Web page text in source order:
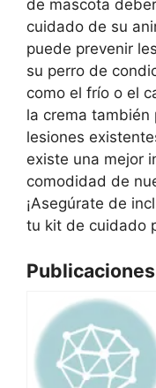
de mascota
cuidado de su
puede prevenir
su perro de
como el frío o el
la crema también
lesiones
existe una mejor
comodidad de
¡Asegúrate de
tu kit de cuidado